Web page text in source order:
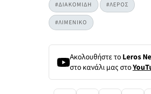
#ΔΙΑΚΟΜΙΔΗ #ΛΕΡΟΣ
#ΛΙΜΕΝΙΚΟ
Ακολουθήστε τοLeros
στο κανάλι μας στο